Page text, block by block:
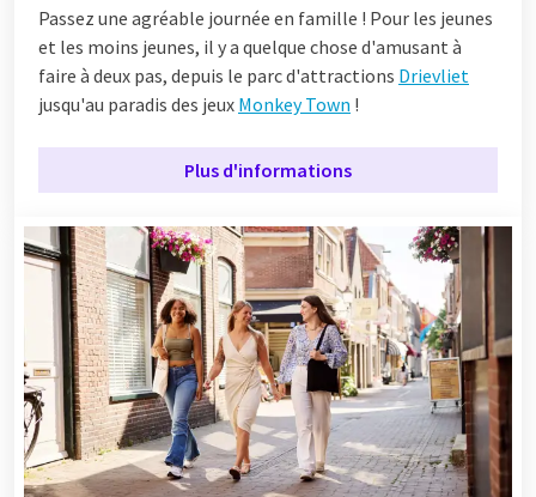
Passez une agréable journée en famille ! Pour les jeunes
et les moins jeunes, il y a quelque chose d'amusant à
faire à deux pas, depuis le parc d'attractions Drievliet
jusqu'au paradis des jeux Monkey Town !
Plus d'informations